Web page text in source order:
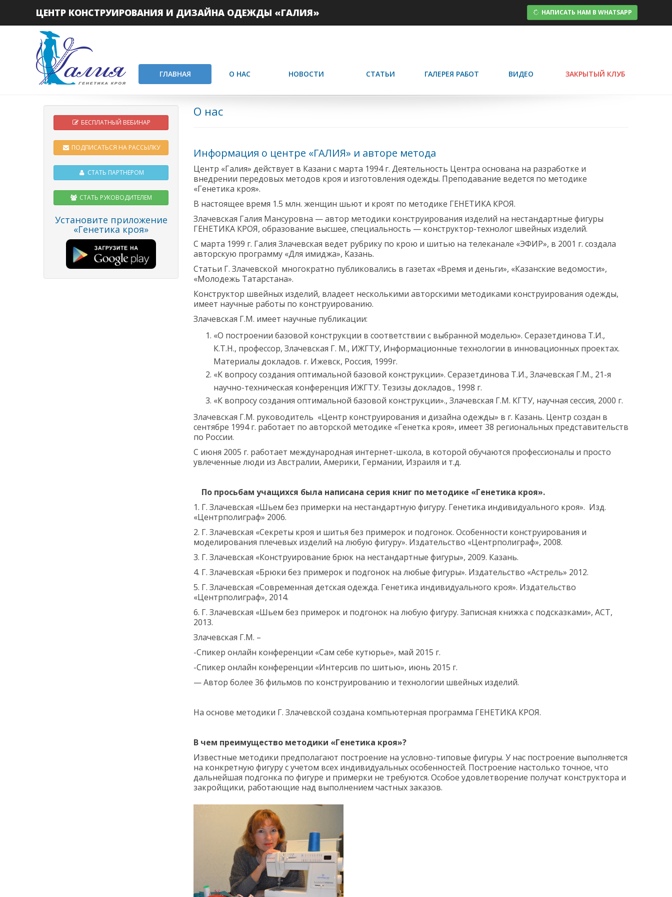
ЦЕНТР КОНСТРУИРОВАНИЯ И ДИЗАЙНА ОДЕЖДЫ «ГАЛИЯ» НАПИСАТЬ НАМ В WHATSAPP
ГЛАВНАЯ О НАС НОВОСТИ СТАТЬИ ГАЛЕРЕЯ РАБОТ ВИДЕО ЗАКРЫТЫЙ КЛУБ
БЕСПЛАТНЫЙ ВЕБИНАР
ПОДПИСАТЬСЯ НА РАССЫЛКУ
СТАТЬ ПАРТНЕРОМ
СТАТЬ РУКОВОДИТЕЛЕМ
Установите приложение
«Генетика кроя»
О нас
Информация о центре «ГАЛИЯ» и авторе метода
Центр «Галия» действует в Казани с марта 1994 г. Деятельность Центра основана на разработке и
внедрении передовых методов кроя и изготовления одежды. Преподавание ведется по методике
«Генетика кроя».
В настоящее время 1.5 млн. женщин шьют и кроят по методике ГЕНЕТИКА КРОЯ.
Злачевская Галия Мансуровна — автор методики конструирования изделий на нестандартные фигуры
ГЕНЕТИКА КРОЯ, образование высшее, специальность — конструктор-технолог швейных изделий.
С марта 1999 г. Галия Злачевская ведет рубрику по крою и шитью на телеканале «ЭФИР», в 2001 г. создала
авторскую программу «Для имиджа», Казань.
Статьи Г. Злачевской многократно публиковались в газетах «Время и деньги», «Казанские ведомости»,
«Молодежь Татарстана».
Конструктор швейных изделий, владеет несколькими авторскими методиками конструирования одежды,
имеет научные работы по конструированию.
Злачевская Г.М. имеет научные публикации:
«О построении базовой конструкции в соответствии с выбранной моделью». Серазетдинова Т.И.,
К.Т.Н., профессор, Злачевская Г. М., ИЖГТУ, Информационные технологии в инновационных проектах.
Материалы докладов. г. Ижевск, Россия, 1999г.
«К вопросу создания оптимальной базовой конструкции». Серазетдинова Т.И., Злачевская Г.М., 21-я
научно-техническая конференция ИЖГТУ. Тезизы докладов., 1998 г.
«К вопросу создания оптимальной базовой конструкции»., Злачевская Г.М. КГТУ, научная сессия, 2000 г.
Злачевская Г.М. руководитель «Центр конструирования и дизайна одежды» в г. Казань. Центр создан в
сентябре 1994 г. работает по авторской методике «Генетка кроя», имеет 38 региональных представительств
по России.
С июня 2005 г. работает международная интернет-школа, в которой обучаются профессионалы и просто
увлеченные люди из Австралии, Америки, Германии, Израиля и т.д.
По просьбам учащихся была написана серия книг по методике «Генетика кроя».
1. Г. Злачевская «Шьем без примерки на нестандартную фигуру. Генетика индивидуального кроя». Изд.
«Центрполиграф» 2006.
2. Г. Злачевская «Секреты кроя и шитья без примерок и подгонок. Особенности конструирования и
моделирования плечевых изделий на любую фигуру». Издательство «Центрполиграф», 2008.
3. Г. Злачевская «Конструирование брюк на нестандартные фигуры», 2009. Казань.
4. Г. Злачевская «Брюки без примерок и подгонок на любые фигуры». Издательство «Астрель» 2012.
5. Г. Злачевская «Современная детская одежда. Генетика индивидуального кроя». Издательство
«Центрполиграф», 2014.
6. Г. Злачевская «Шьем без примерок и подгонок на любую фигуру. Записная книжка с подсказками», АСТ,
2013.
Злачевская Г.М. –
-Спикер онлайн конференции «Сам себе кутюрье», май 2015 г.
-Спикер онлайн конференции «Интерсив по шитью», июнь 2015 г.
— Автор более 36 фильмов по конструированию и технологии швейных изделий.
На основе методики Г. Злачевской создана компьютерная программа ГЕНЕТИКА КРОЯ.
В чем преимущество методики «Генетика кроя»?
Известные методики предполагают построение на условно-типовые фигуры. У нас построение выполняется
на конкретную фигуру с учетом всех индивидуальных особенностей. Построение настолько точное, что
дальнейшая подгонка по фигуре и примерки не требуются. Особое удовлетворение получат конструктора и
закройщики, работающие над выполнением частных заказов.